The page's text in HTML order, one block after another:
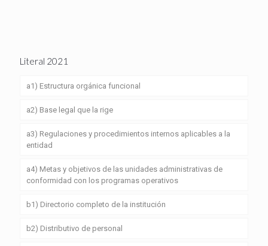
Literal 2021
a1) Estructura orgánica funcional
a2) Base legal que la rige
a3) Regulaciones y procedimientos internos aplicables a la
entidad
a4) Metas y objetivos de las unidades administrativas de
conformidad con los programas operativos
b1) Directorio completo de la institución
b2) Distributivo de personal